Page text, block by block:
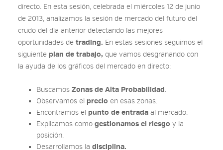
directo. En esta sesión, celebrada el miércoles 12 de junio
de 2013, analizamos la sesión de mercado del futuro del
crudo del día anterior detectando las mejores
oportunidades de trading. En estas sesiones seguimos el
siguiente plan de trabajo, que vamos desgranando con
la ayuda de los gráficos del mercado en directo:
Buscamos Zonas de Alta Probabilidad
Observamos el precio en esas zonas.
Encontramos el punto de entradaal mercado.
Explicamos como gestionamos el riesgo y la
posición.
Desarrollamos la disciplina.